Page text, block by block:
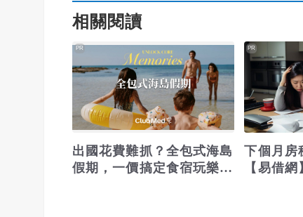
相關閱讀
出國花費難抓？全包式海島
假期，一價搞定食宿玩樂，
PR
下個月房
【易借
PR